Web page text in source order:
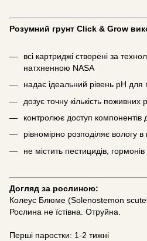
Розумний грунт Click & Grow
всі картриджі створені за
натхненною NASA
надає ідеальний рівень pH для
дозує точну кількість поживних
контролює доступ компонентів
рівномірно розподіляє вологу в
не містить пестицидів, гормонів
Догляд за рослиною:
Колеус Блюме (Solenostemon
Рослина не їстівна. Отруйна.
Перші паростки: 1-2 тижні